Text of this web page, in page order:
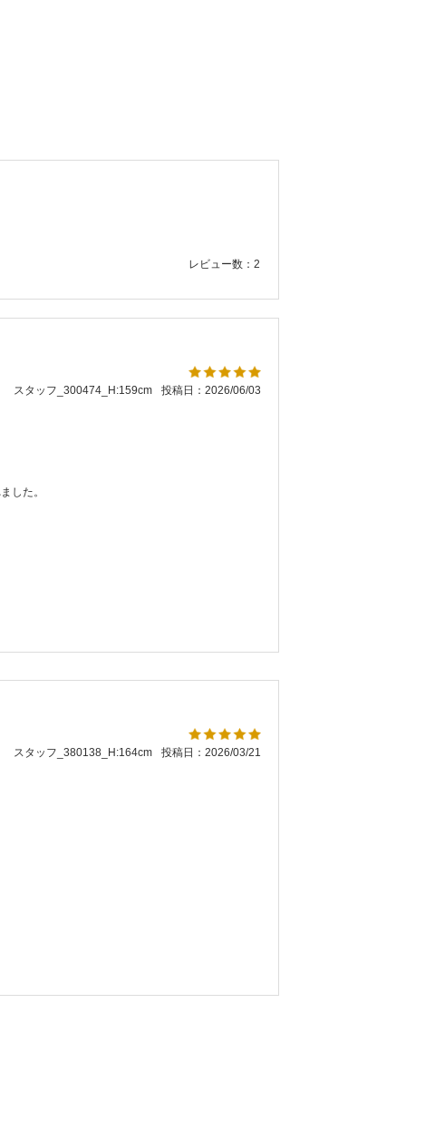
レビュー数：2
スタッフ_300474_H:159cm
投稿日：2026/06/03
した。
スタッフ_380138_H:164cm
投稿日：2026/03/21